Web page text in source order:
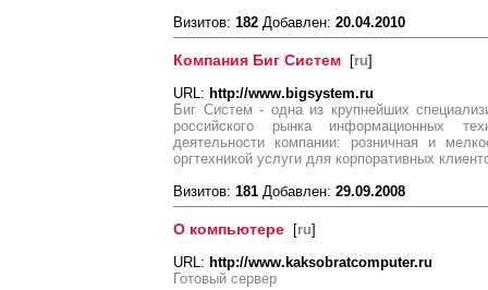
Визитов: 182 Добавлен: 20.04.2010
Компания Биг Систем [ru]
URL: http://www.bigsystem.ru
Биг Систем - одна из крупнейших
российского рынка информационных
деятельности компании: розничная и
оргтехникой услуги для корпоративных
Визитов: 181 Добавлен: 29.09.2008
О компьютере [ru]
URL: http://www.kaksobratcomputer.ru
Готовый сервер